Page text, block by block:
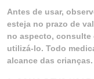
Antes de usar,
esteja no prazo de
no aspecto, consulte
utilizá-lo. Todo
alcance das crianças.